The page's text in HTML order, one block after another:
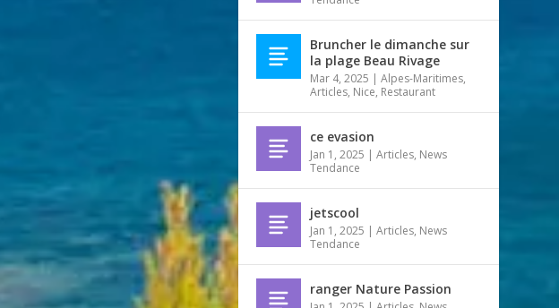
Bruncher le dimanche sur
la plage Beau Rivage
Mar 4, 2025 |Alpes-Maritimes,
Articles, Nice, Restaurant
ce evasion
Jan 1, 2025 |Articles, News
Tendance
jetscool
Jan 1, 2025 |Articles, News
Tendance
ranger Nature Passion